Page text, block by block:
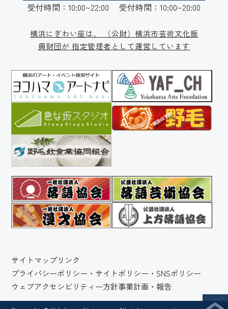
受付時間：10:00~22:00 受付時間：10:00~20:00
横浜にぎわい座は、
（公財）横浜市芸術文化振
興財団が 指定管理者として運営しています
サイトマップリンク
プライバシーポリシー・サイトポリシー・SNSポリシー
ウェブアクセシビリティー方針事業計画・報告